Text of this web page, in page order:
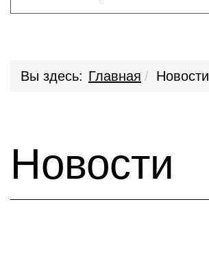
Вы здесь: Главная Новости
Новости